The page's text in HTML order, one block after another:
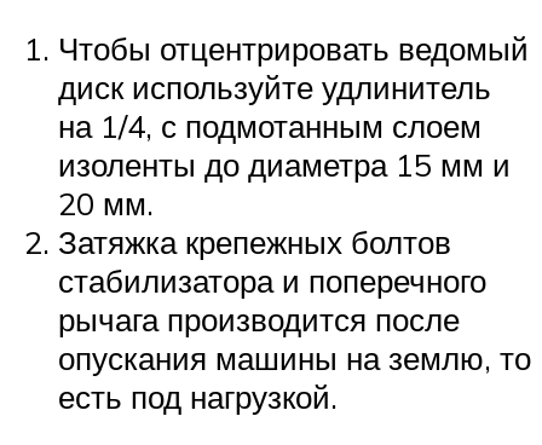
Чтобы отцентрировать ведомый
диск используйте удлинитель
на 1/4, с подмотанным слоем
изоленты до диаметра 15 мм и
20 мм.
Затяжка крепежных болтов
стабилизатора и поперечного
рычага производится после
опускания машины на землю, то
есть под нагрузкой.